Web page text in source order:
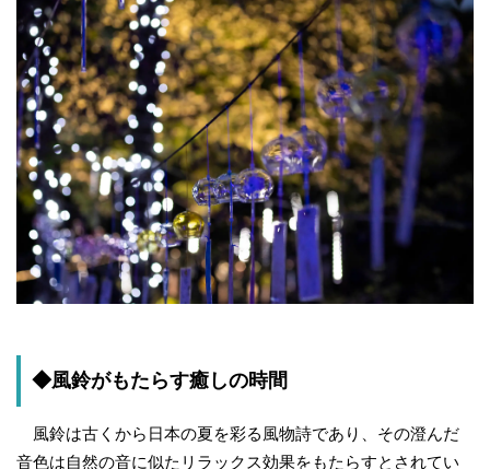
◆風鈴がもたらす癒しの時間
風鈴は古くから日本の夏を彩る風物詩であり、その澄んだ
音色は自然の音に似たリラックス効果をもたらすとされてい